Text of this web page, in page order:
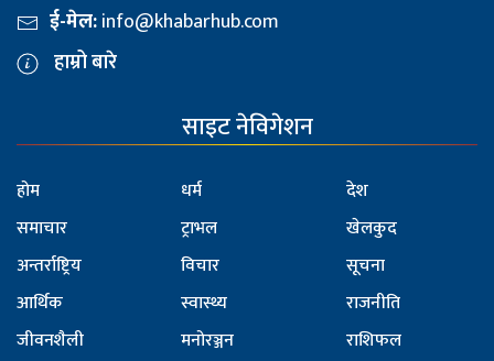
ई-मेल:info@khabarhub.com
हाम्रो बारे
साइट नेविगेशन
होम
समाचार
अन्तर्राष्ट्रिय
आर्थिक
जीवनशैली
धर्म
ट्राभल
विचार
स्वास्थ्य
मनोरञ्जन
देश
खेलकुद
सूचना
राजनीति
राशिफल